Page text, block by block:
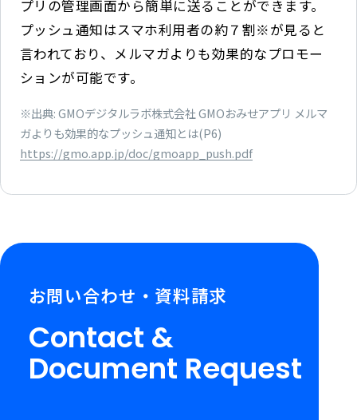
プリの管理画面から簡単に送ることができます。
プッシュ通知はスマホ利用者の約７割※が見ると
言われており、メルマガよりも効果的なプロモー
ションが可能です。
※出典: GMOデジタルラボ株式会社 GMOおみせアプリ メルマ
ガよりも効果的なプッシュ通知とは(P6)
https://gmo.app.jp/doc/gmoapp_push.pdf
お問い合わせ・資料請求
Contact &
Document Request